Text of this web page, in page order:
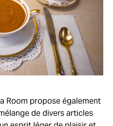
Room propose également
de divers articles